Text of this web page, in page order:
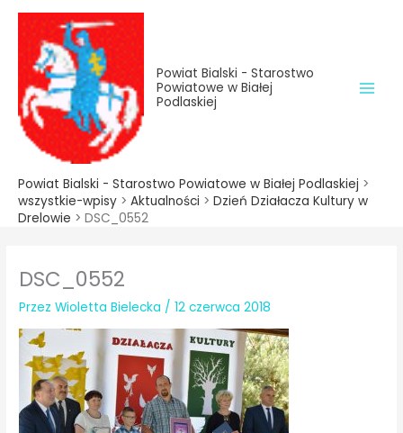
treści
Przejdź
treści
Powiat Bialski - Starostwo
Powiatowe w Białej
Podlaskiej
Powiat Bialski - Starostwo Powiatowe w Białej Podlaskiej >
wszystkie-wpisy > Aktualności > Dzień Działacza Kultury w
Drelowie > DSC_0552
DSC_0552
PrzezWioletta Bielecka /12 czerwca 2018